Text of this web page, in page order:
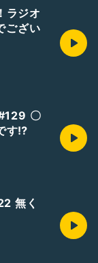
ラジオ
ござい
〇
す⁉
無く